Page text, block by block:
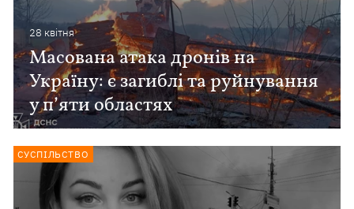
28 квiтня
Масована атака дронів на
Україну: є загиблі та руйнування
у п’яти областях
СУСПІЛЬСТВО